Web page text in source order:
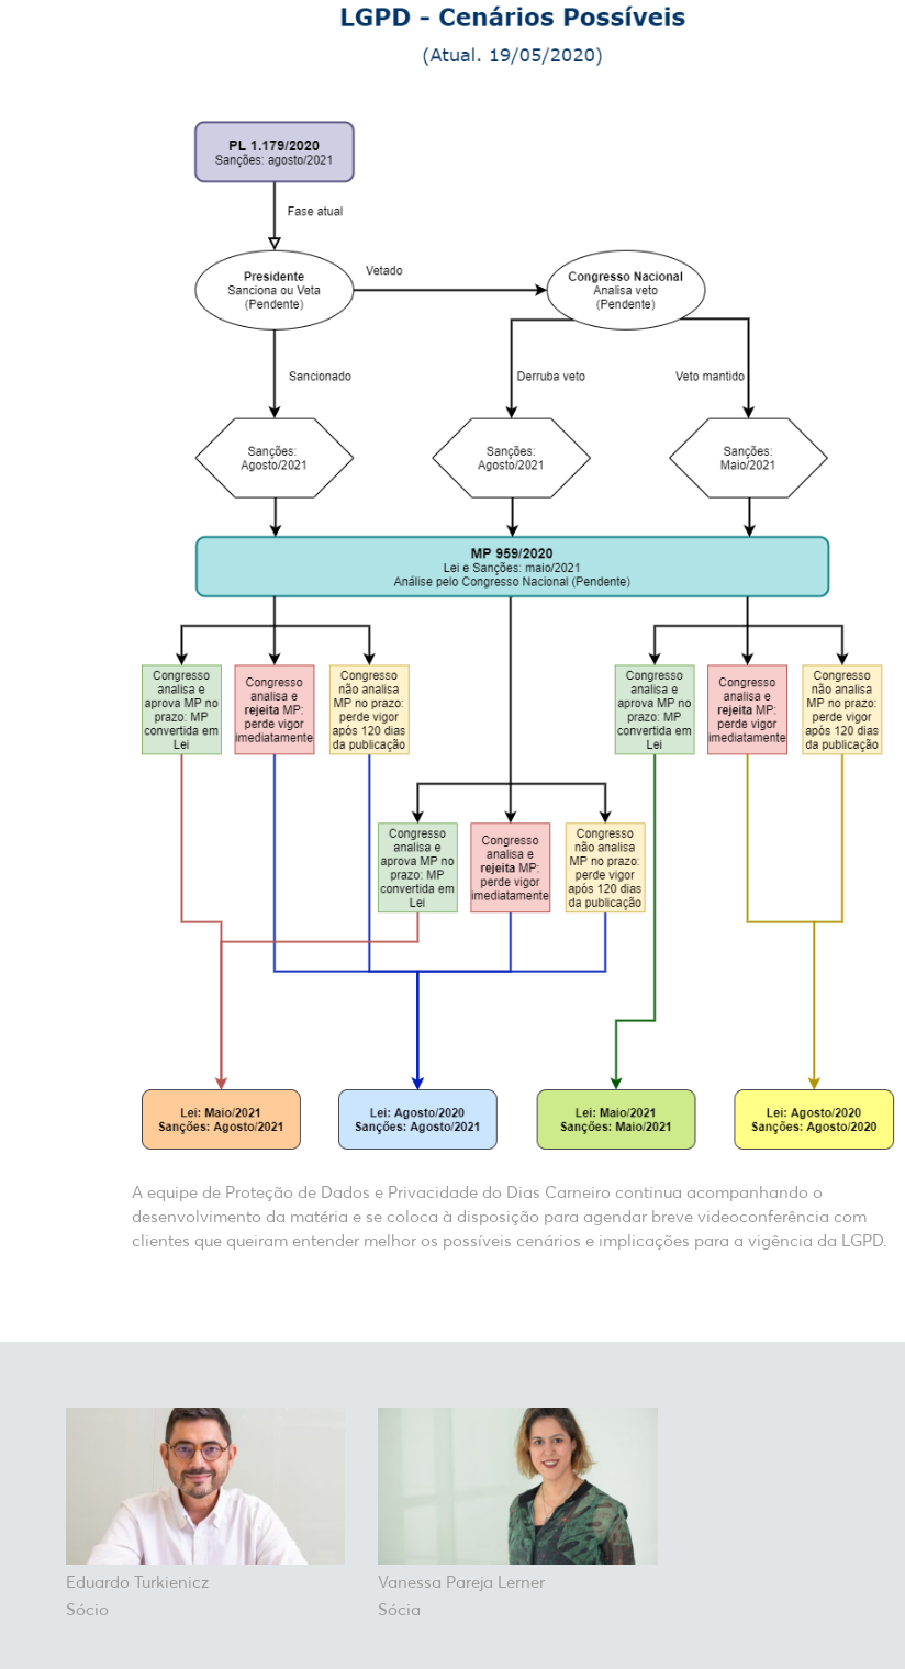
A equipe de Proteção de Dados e Privacidade do Dias Carneiro continua acompanhando o
desenvolvimento da matéria e se coloca à disposição para agendar breve videoconferência com
clientes que queiram entender melhor os possíveis cenários e implicações para a vigência da LGPD.
Eduardo Turkienicz
Sócio
Vanessa Pareja Lerner
Sócia